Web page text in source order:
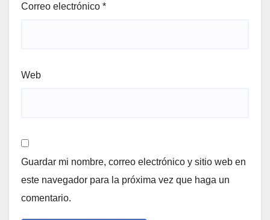
Correo electrónico *
Web
Guardar mi nombre, correo electrónico y sitio web en
este navegador para la próxima vez que haga un
comentario.